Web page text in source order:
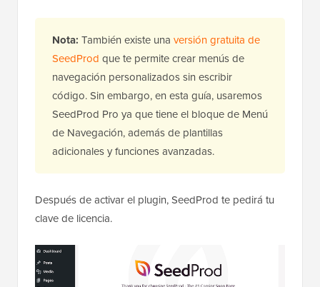
Nota: También existe una versión gratuita de
SeedProd que te permite crear menús de
navegación personalizados sin escribir
código. Sin embargo, en esta guía, usaremos
SeedProd Pro ya que tiene el bloque de Menú
de Navegación, además de plantillas
adicionales y funciones avanzadas.
Después de activar el plugin, SeedProd te pedirá tu
clave de licencia.